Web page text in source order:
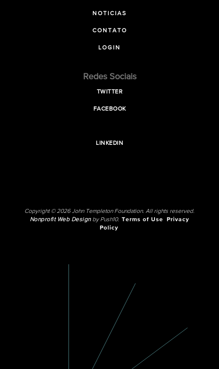
NOTICIAS
CONTATO
LOGIN
Redes Sociais
TWITTER
FACEBOOK
LINKEDIN
Copyright © 2026 John Templeton Foundation. All rights reserved.
Nonprofit Web Designby Push10. Terms of Use
Privacy
Policy